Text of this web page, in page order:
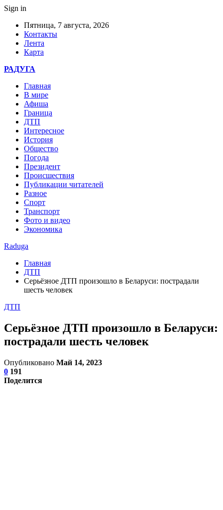
Sign in
Пятница, 7 августа, 2026
Контакты
Лента
Карта
РАДУГА
Главная
В мире
Афиша
Граница
ДТП
Интересное
История
Общество
Погода
Президент
Происшествия
Публикации читателей
Разное
Спорт
Транспорт
Фото и видео
Экономика
Raduga
Главная
ДТП
Серьёзное ДТП произошло в Беларуси: пострадали
шесть человек
ДТП
Серьёзное ДТП произошло в Беларуси:
пострадали шесть человек
Опубликовано Май 14, 2023
0 191
Поделится